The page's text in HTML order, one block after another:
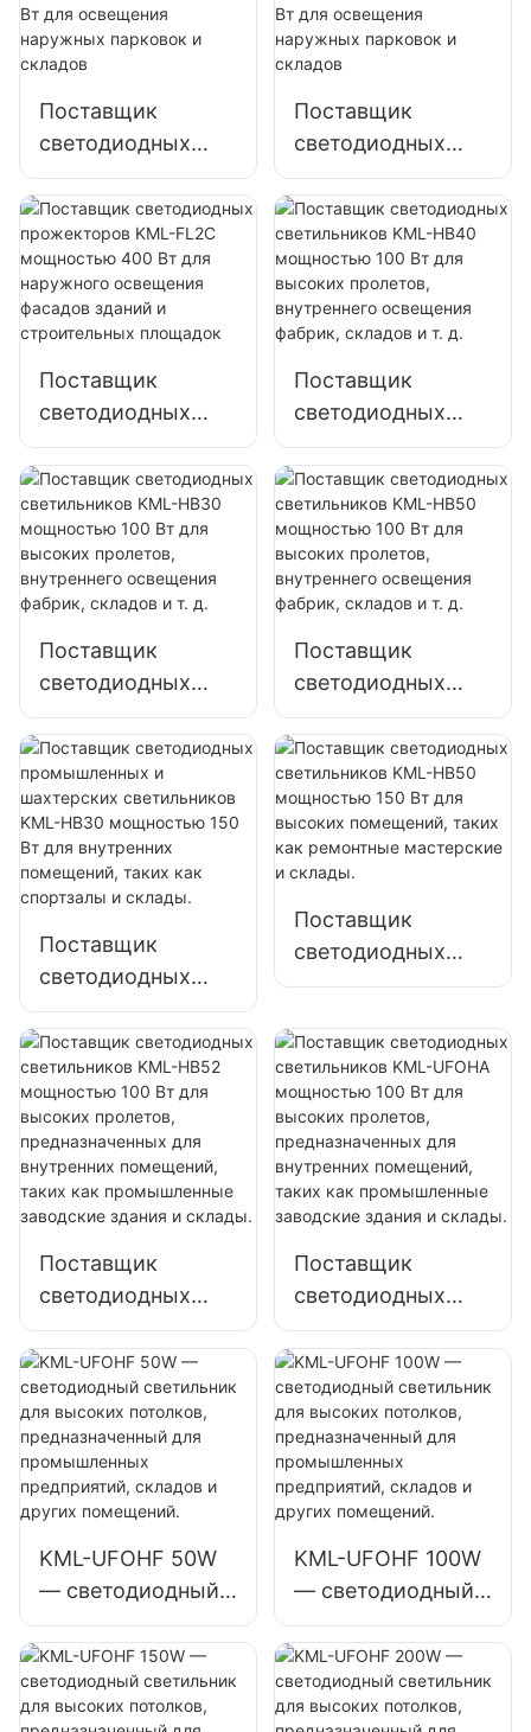
Вт для освещения
наружных
и больших
вывесок
Поставщик
светодиодных
прожекторов
KML-FL2C 200 Вт
для освещения
наружных
парковок и
складов
Поставщик
светодиодных
прожекторов
KML-FL2C 240 Вт
для освещения
наружных
парковок и
складов
Поставщик
светодиодных
прожекторов
KML-FL2C
мощностью 400
Вт для наружного
освещения
фасадов зданий и
площадок
Поставщик
светодиодных
светильников
KML-HB40
мощностью 100
Вт для высоких
пролетов,
внутреннего
фабрик, складов и
Поставщик
светодиодных
светильников
KML-HB30
мощностью 100
Вт для высоких
пролетов,
внутреннего
освещения
фабрик, складов и
т. д.
Поставщик
светодиодных
светильников
KML-HB50
мощностью 100
Вт для высоких
пролетов,
внутреннего
освещения
фабрик, складов и
Поставщик
светодиодных
промышленных и
шахтерских
светильников
KML-HB30
мощностью 150
Вт для внутренних
помещений, таких
как спортзалы и
склады.
Поставщик
светодиодных
светильников
мощностью 150
Вт для высоких
помещений, таких
как ремонтные
мастерские и
склады.
Поставщик
светодиодных
светильников
KML-HB52
мощностью 100
Вт для высоких
пролетов,
предназначенных
для внутренних
помещений, таких
как
заводские здания
и склады.
Поставщик
светодиодных
светильников
KML-UFOHA
мощностью 100
Вт для высоких
пролетов,
предназначенных
для внутренних
помещений, таких
как
заводские здания
и склады.
KML-UFOHF 50W
— светодиодный
светильник для
высоких
потолков,
предназначенный
KML-UFOHF 100W
— светодиодный
светильник для
высоких
потолков,
предназначенный